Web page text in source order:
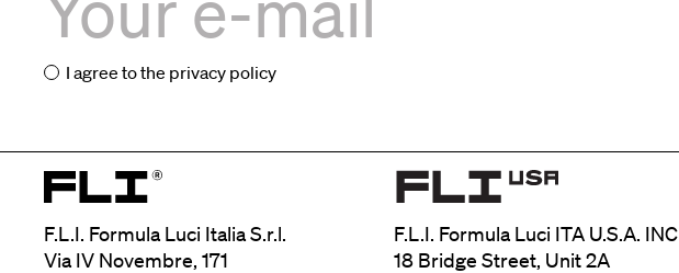
I agree to the privacy policy
F.L.I. Formula Luci Italia S.r.l.
Via IV Novembre, 171
F.L.I. Formula Luci ITA U.S.A. INC
18 Bridge Street, Unit 2A